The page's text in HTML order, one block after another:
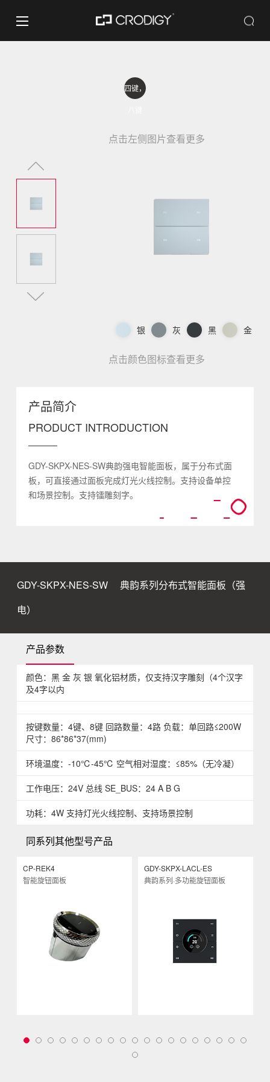
四键，
点击左侧图片查看更多
银 灰 黑 金
点击颜色图标查看更多
产品简介
PRODUCT INTRODUCTION
GDY-SKPX-NES-SW典韵强电智能面板，属于分布式面
板，可直接通过面板完成灯光火线控制。支持设备单控
和场景控制。支持镭雕刻字。
GDY-SKPX-NES-SW
典韵系列分布式智能面板（强
电）
产品参数
颜色：黑 金 灰 银 氧化铝材质，仅支持汉字雕刻（4个汉字
及4字以内
按键数量：4键、8键 回路数量：4路 负载：单回路≤200W
尺寸：86*86*37(mm)
环境温度：-10℃-45℃ 空气相对湿度：≤85%（无冷凝）
工作电压：24V 总线 SE_BUS：24 A B G
功耗：4W 支持灯光火线控制、支持场景控制
同系列其他型号产品
CP-REK4
智能旋钮面板
GDY-SKPX-LACL-ES
典韵系列·多功能旋钮面板